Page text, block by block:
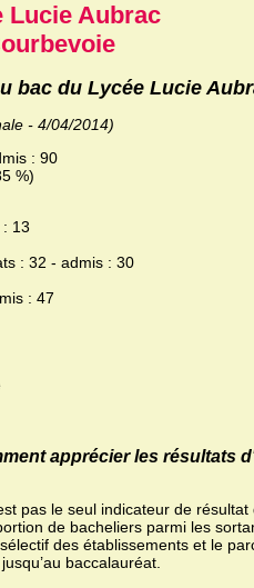
Lucie Aubrac
bac du Lycée Lucie
- 4/04/2014)
: 90
%)
13
: 32 - admis : 30
: 47
apprécier les résultats
pas le seul indicateur de
de bacheliers parmi les
des établissements et le
baccalauréat.